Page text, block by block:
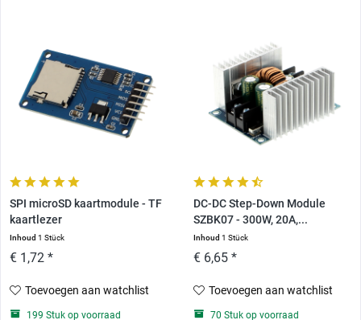
SPI microSD kaartmodule - TF
kaartlezer
Inhoud1 Stück
€ 1,72 *
Toevoegen aan watchlist
199 Stuk op voorraad
DC-DC Step-Down Module
SZBK07 - 300W, 20A,...
Inhoud 1 Stück
€ 6,65 *
Toevoegen aan watchlist
70 Stuk op voorraad